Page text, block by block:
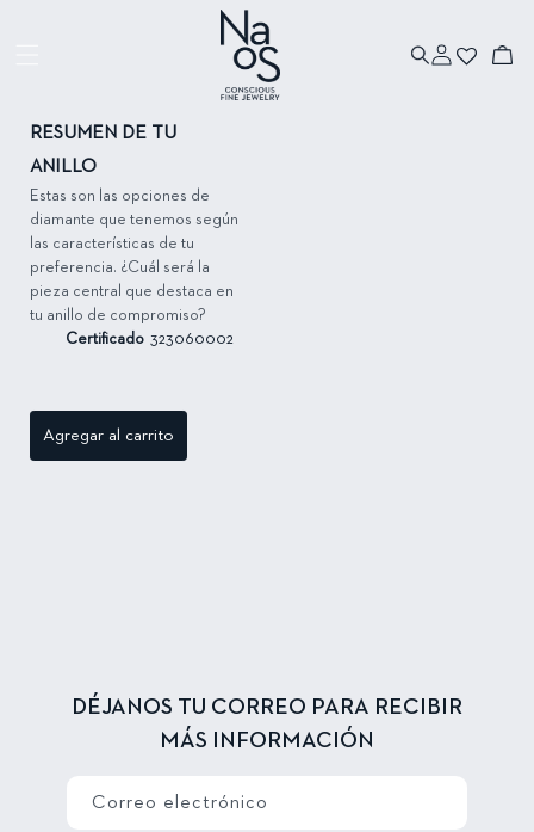
sesión
Carrito
RESUMEN DE TU
ANILLO
Estas son las opciones de
diamante que tenemos según
las características de tu
preferencia. ¿Cuál será la
pieza central que destaca en
tu anillo de compromiso?
Certificado323060002
Agregar al carrito
DÉJANOS TU CORREO PARA RECIBIR
MÁS INFORMACIÓN
Correo electrónico